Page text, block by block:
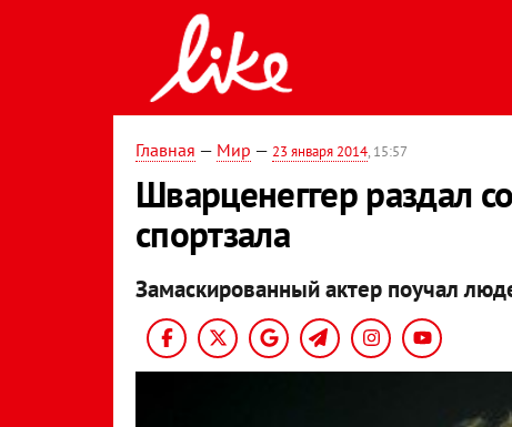
Главная — Мир — 23 января 2014, 15:57
Шварценеггер раздал
спортзала
Замаскированный актер поучал